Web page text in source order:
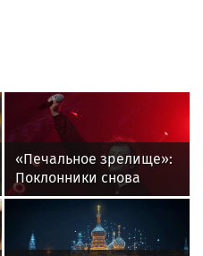
«Печальное зрелище»:
Поклонники снова
возмущены
«мычащим» на сцене
Глебом Самойловым